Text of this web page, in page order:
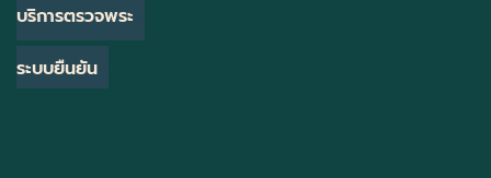
บริการตรวจพระ
ระบบยืนยัน